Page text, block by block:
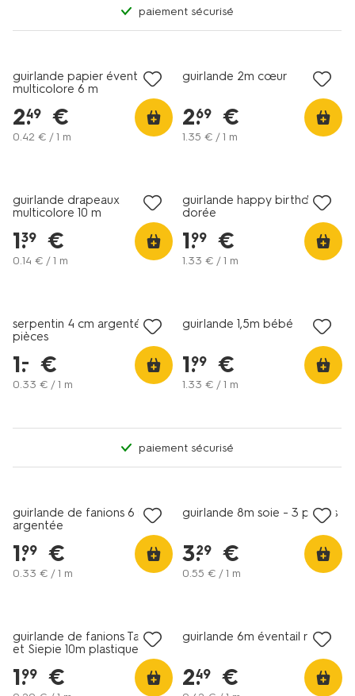
paiement sécurisé
guirlande papier éventails
multicolore 6 m
2.
49 €
0.42 € / 1 m
guirlande 2m cœur
2.
69 €
1.35 € / 1 m
guirlande drapeaux
multicolore 10 m
1.
39 €
0.14 € / 1 m
guirlande happy birthday
dorée
1.
99 €
1.33 € / 1 m
serpentin 4 cm argenté - 3
pièces
1.
– €
0.33 € / 1 m
guirlande 1,5m bébé
1.
99 €
1.33 € / 1 m
paiement sécurisé
guirlande de fanions 6 m
argentée
1.
99 €
0.33 € / 1 m
guirlande 8m soie - 3 pièces
3.
29 €
0.55 € / 1 m
guirlande de fanions Takkie
et Siepie 10m plastique
1.
99 €
guirlande 6m éventail rose
2.
49 €